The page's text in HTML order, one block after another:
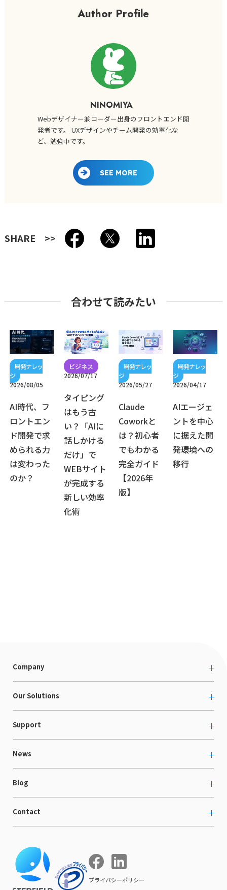
Author Profile
NINOMIYA
Webデザイナー兼コーダー出身のフロントエンド開
発者です。 UXデザインやチーム開発の効率化な
ど、勉強中です。
SEE MORE
SHARE
合わせて読みたい
2026/08/05
AI時代、フ
ロントエン
ド開発で求
められる力
は変わった
のか？
2026/07/17
タイピング
はもう古
い？「AIに
話しかける
だけ」で
WEBサイト
が完成する
新しい効率
化術
2026/05/27
Claude
Coworkと
は？初心者
でもわかる
完全ガイド
【2026年
版】
2026/04/17
AIエージェ
ントを中心
に据えた開
発環境への
移行
Company
About us
カルチャー
採用情報
Our Solutions
越境ECコンサルティング
Shopee支援
LaunchCart
海外向けホームページ制作
COMPE NAVI
Support
お役立ち資料
セミナー情報
News
プレスリリース
イベント
ニュース
Blog
ECブログ
開発ブログ
イベントレポート
Contact
プライバシーポリシー